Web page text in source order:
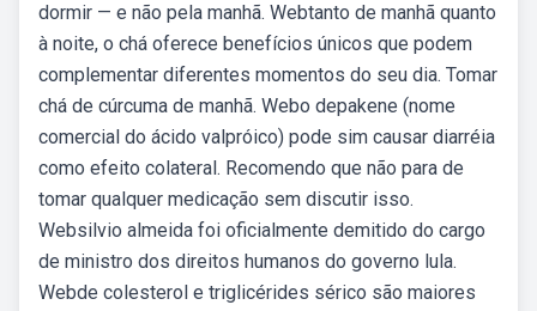
dormir — e não pela manhã. Webtanto de manhã quanto
à noite, o chá oferece benefícios únicos que podem
complementar diferentes momentos do seu dia. Tomar
chá de cúrcuma de manhã. Webo depakene (nome
comercial do ácido valpróico) pode sim causar diarréia
como efeito colateral. Recomendo que não para de
tomar qualquer medicação sem discutir isso.
Websilvio almeida foi oficialmente demitido do cargo
de ministro dos direitos humanos do governo lula.
Webde colesterol e triglicérides sérico são maiores